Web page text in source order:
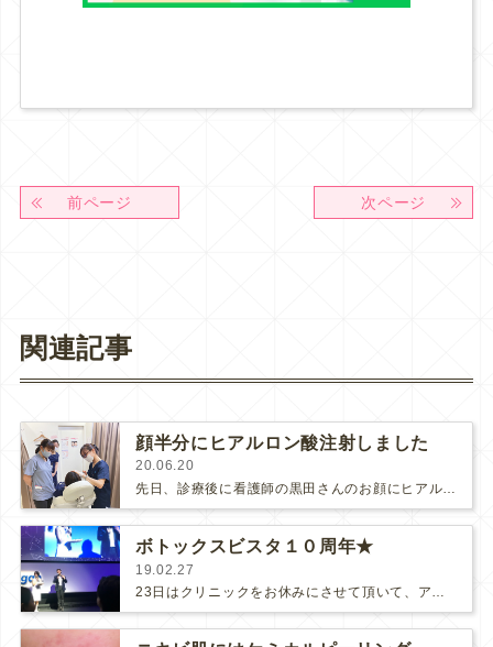
前ページ 次ページ
関連記事
顔半分にヒアルロン酸注射しました
20.06.20
先日、診療後に看護師の黒田さんのお顔にヒアルロン酸を注射しました。(さらに…)
ボトックスビスタ１０周年★
19.02.27
23日はクリニックをお休みにさせて頂いて、アラガンジャパンのボトックスビスタ１０周年の記念セミナーに行きました。今回のボトックス…